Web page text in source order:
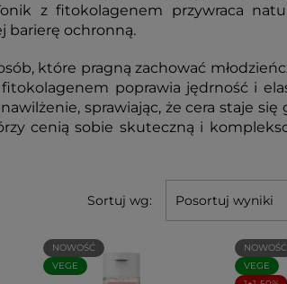
z fitokolagenem przywraca
barierę ochronną.
które pragną zachować
poprawia jędrność i
sprawiając, że cera staje się
cenią sobie skuteczną i
Sortuj wg: Posortuj wyniki
NOWOŚĆ
VEGE
NOWOŚĆ
VEGE